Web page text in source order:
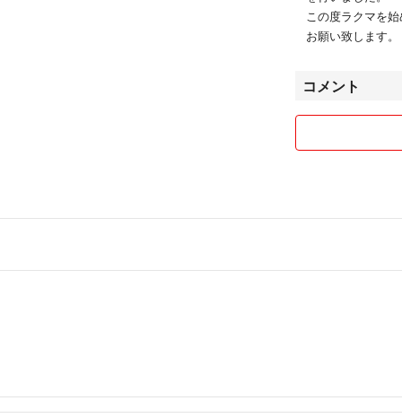
この度ラクマを
お願い致します。
コメント